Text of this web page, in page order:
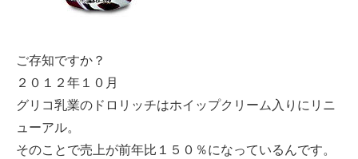
ご存知ですか？
２０１２年１０月
グリコ乳業のドロリッチはホイップクリーム入りにリニ
ューアル。
そのことで売上が前年比１５０％になっているんです。